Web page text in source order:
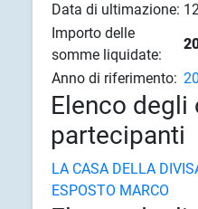
Data di ultimazione:
Importo delle
somme liquidate:
Anno di riferimento:
Elenco degli
partecipanti
LA CASA DELLA
ESPOSTO MARCO